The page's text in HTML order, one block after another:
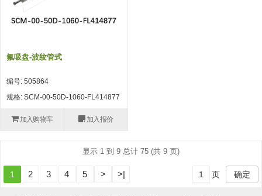
氟吸盘-波纹管式
编号: 505864
规格: SCM-00-50D-1060-FL414877
加入购物车 加入报价
显示 1 到 9 总计 75 (共 9 页)
1 2 3 4 5 > >| 页 确定
片)
带金具吸盘(扁平真空式)
带金具吸盘(长圆式)
带金具吸盘(波纹管式1.5段)
带金具吸盘(波纹管式2.5段)
交换用吸盘